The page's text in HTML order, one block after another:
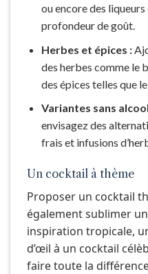
ou encore des
profondeur de goût.
Herbes et épices :
des herbes comme le
des épices telles que
Variantes sans
envisagez des
frais et infusions
Un cocktail à thème
Proposer un cocktail
également sublimer
inspiration tropicale,
d’œil à un cocktail
faire toute la